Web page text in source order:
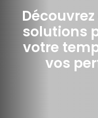
solutions
votre
vos